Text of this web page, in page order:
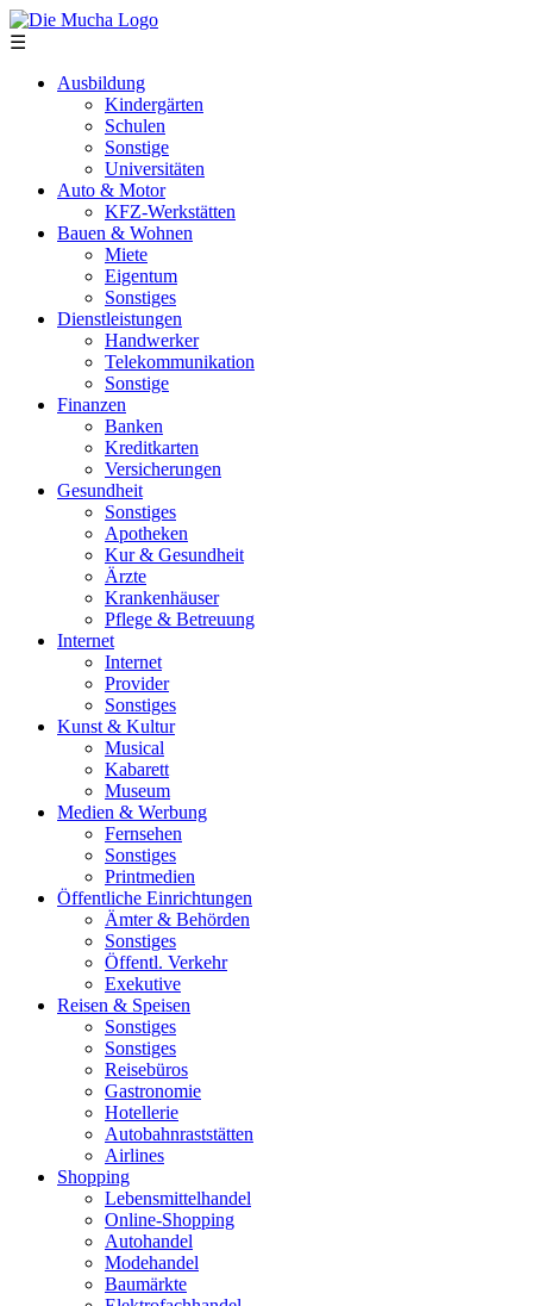
Direkt zum Inhalt
☰
Ausbildung
Kindergärten
Schulen
Sonstige
Universitäten
Auto & Motor
KFZ-Werkstätten
Bauen & Wohnen
Miete
Eigentum
Sonstiges
Dienstleistungen
Handwerker
Telekommunikation
Sonstige
Finanzen
Banken
Kreditkarten
Versicherungen
Gesundheit
Sonstiges
Apotheken
Kur & Gesundheit
Ärzte
Krankenhäuser
Pflege & Betreuung
Internet
Internet
Provider
Sonstiges
Kunst & Kultur
Musical
Kabarett
Museum
Medien & Werbung
Fernsehen
Sonstiges
Printmedien
Öffentliche Einrichtungen
Ämter & Behörden
Sonstiges
Öffentl. Verkehr
Exekutive
Reisen & Speisen
Sonstiges
Sonstiges
Reisebüros
Gastronomie
Hotellerie
Autobahnraststätten
Airlines
Shopping
Lebensmittelhandel
Online-Shopping
Autohandel
Modehandel
Baumärkte